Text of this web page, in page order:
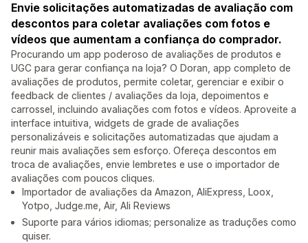
Envie solicitações automatizadas de avaliação com
descontos para coletar avaliações com fotos e
vídeos que aumentam a confiança do comprador.
Procurando um app poderoso de avaliações de produtos e
UGC para gerar confiança na loja? O Doran, app completo de
avaliações de produtos, permite coletar, gerenciar e exibir o
feedback de clientes / avaliações da loja, depoimentos e
carrossel, incluindo avaliações com fotos e vídeos. Aproveite a
interface intuitiva, widgets de grade de avaliações
personalizáveis e solicitações automatizadas que ajudam a
reunir mais avaliações sem esforço. Ofereça descontos em
troca de avaliações, envie lembretes e use o importador de
avaliações com poucos cliques.
Importador de avaliações da Amazon, AliExpress, Loox,
Yotpo, Judge.me, Air, Ali Reviews
Suporte para vários idiomas; personalize as traduções como
quiser.